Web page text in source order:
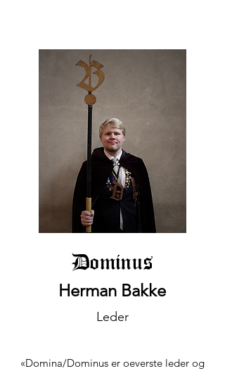
Dominus
Herman Bakke
Leder
«Domina/Dominus er oeverste leder og